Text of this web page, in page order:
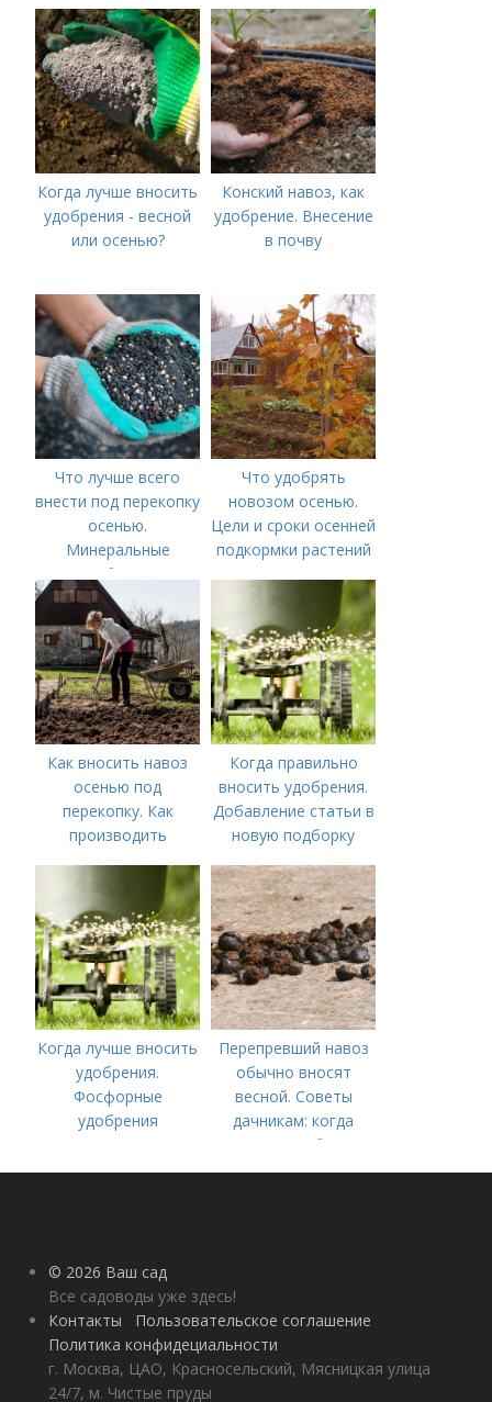
Когда лучше вносить
удобрения - весной
или осенью?
Конский навоз, как
удобрение. Внесение
в почву
Что лучше всего
внести под перекопку
осенью.
Минеральные
удобрения
Что удобрять
новозом осенью.
Цели и сроки осенней
подкормки растений
Как вносить навоз
осенью под
перекопку. Как
производить
Когда правильно
вносить удобрения.
Добавление статьи в
новую подборку
Когда лучше вносить
удобрения.
Фосфорные
удобрения
Перепревший навоз
обычно вносят
весной. Советы
дачникам: когда
вносить удобрение
— весной или осенью
© 2026 Ваш сад
Все садоводы уже здесь!
Контакты
Пользовательское соглашение
Политика конфидециальности
г. Москва, ЦАО, Красносельский, Мясницкая улица
24/7, м. Чистые пруды